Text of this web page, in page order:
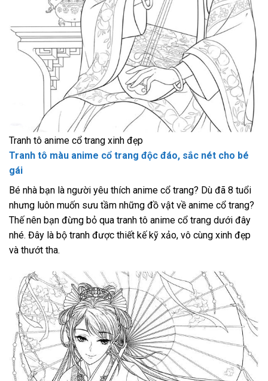
Tranh tô anime cổ trang xinh đẹp
Tranh tô màu anime cổ trang độc đáo, sắc nét cho bé
gái
Bé nhà bạn là người yêu thích anime cổ trang? Dù đã 8 tuổi
nhưng luôn muốn sưu tầm những đồ vật về anime cổ trang?
Thế nên bạn đừng bỏ qua tranh tô anime cổ trang dưới đây
nhé. Đây là bộ tranh được thiết kế kỹ xảo, vô cùng xinh đẹp
và thướt tha.